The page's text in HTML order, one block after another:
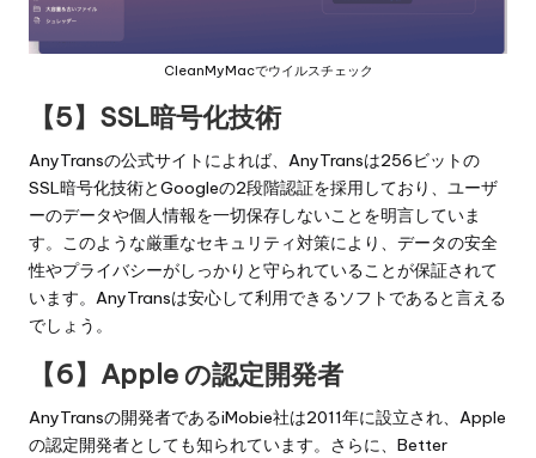
CleanMyMacでウイルスチェック
【5】SSL暗号化技術
AnyTransの公式サイトによれば、AnyTransは256ビットの
SSL暗号化技術とGoogleの2段階認証を採用しており、ユーザ
ーのデータや個人情報を一切保存しないことを明言していま
す。このような厳重なセキュリティ対策により、データの安全
性やプライバシーがしっかりと守られていることが保証されて
います。AnyTransは安心して利用できるソフトであると言える
でしょう。
【6】Apple の認定開発者
AnyTransの開発者であるiMobie社は2011年に設立され、Apple
の認定開発者としても知られています。さらに、Better